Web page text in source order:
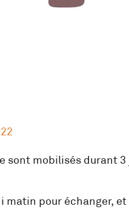
sont mobilisés durant
matin pour échanger,